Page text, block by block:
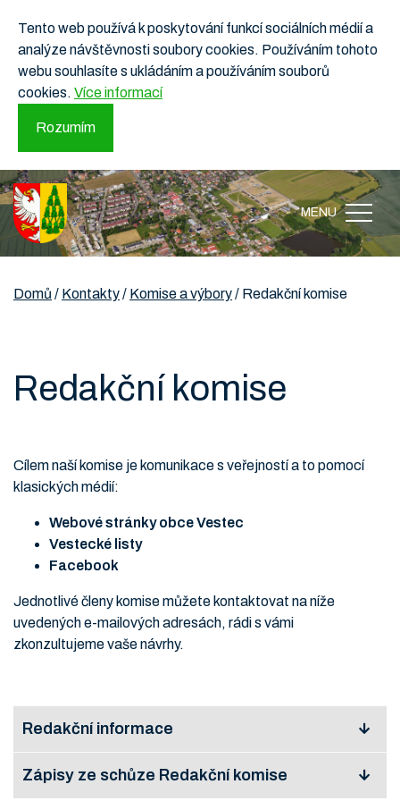
Tento web používá k poskytování funkcí sociálních médií a
analýze návštěvnosti soubory cookies. Používáním tohoto
webu souhlasíte s ukládáním a používáním souborů
cookies. Více informací
Rozumím
MENU
Domů / Kontakty/ Komise a výbory/ Redakční komise
Redakční komise
Cílem naší komise je komunikace s veřejností a to pomocí
klasických médií:
Webové stránky obce Vestec
Vestecké listy
Facebook
Jednotlivé členy komise můžete kontaktovat na níže
uvedených e-mailových adresách, rádi s vámi
zkonzultujeme vaše návrhy.
Redakční informace
Pravidla pro
Zápisy ze schůze Redakční komise